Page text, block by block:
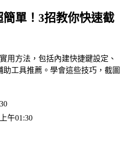
單！3招教你快速截
用方法，包括內建快捷鍵設定、
工具推薦。學會這些技巧，截圖
午01:30